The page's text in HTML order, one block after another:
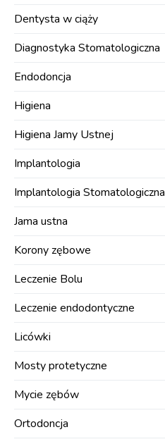
Dentysta w ciąży
Diagnostyka Stomatologiczna
Endodoncja
Higiena
Higiena Jamy Ustnej
Implantologia
Implantologia Stomatologiczna
Jama ustna
Korony zębowe
Leczenie Bolu
Leczenie endodontyczne
Licówki
Mosty protetyczne
Mycie zębów
Ortodoncja